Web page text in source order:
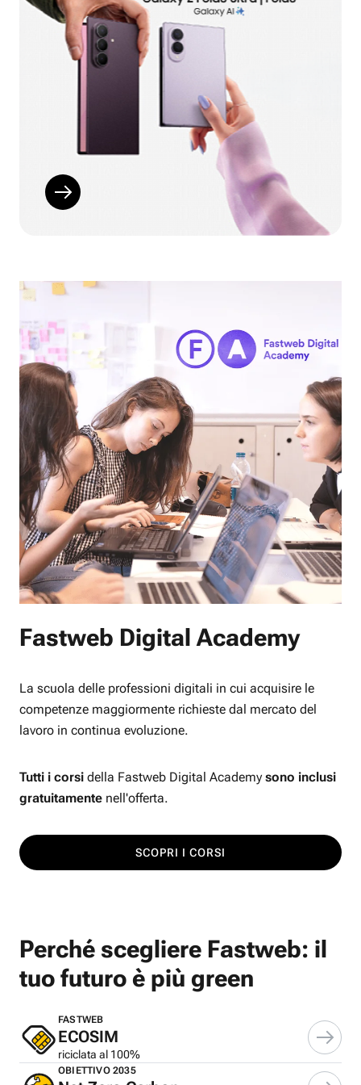
Fastweb Digital Academy
La scuola delle professioni digitali in cui acquisire le
competenze maggiormente richieste dal mercato del
lavoro in continua evoluzione.
Tutti i corsi della Fastweb Digital Academy sono inclusi
gratuitamente nell'offerta.
SCOPRI I CORSI
Perché scegliere Fastweb: il
tuo futuro è più green
FASTWEB
ECOSIM
riciclata al 100%
OBIETTIVO 2035